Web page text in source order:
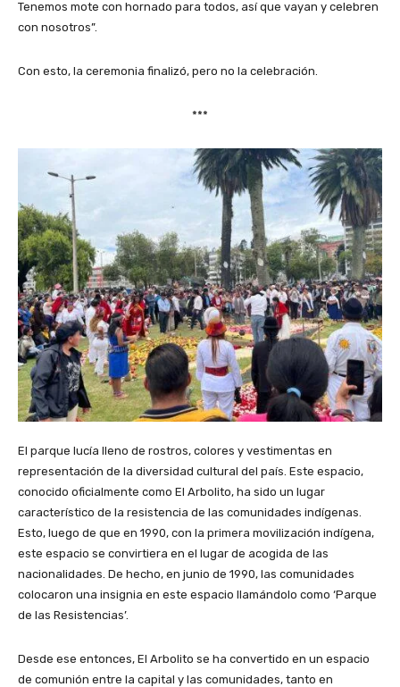
Tenemos mote con hornado para todos, así que vayan y celebren
con nosotros”.
Con esto, la ceremonia finalizó, pero no la celebración.
***
El parque lucía lleno de rostros, colores y vestimentas en
representación de la diversidad cultural del país. Este espacio,
conocido oficialmente como El Arbolito, ha sido un lugar
característico de la resistencia de las comunidades indígenas.
Esto, luego de que en 1990, con la primera movilización indígena,
este espacio se convirtiera en el lugar de acogida de las
nacionalidades. De hecho, en junio de 1990, las comunidades
colocaron una insignia en este espacio llamándolo como ‘Parque
de las Resistencias’.
Desde ese entonces, El Arbolito se ha convertido en un espacio
de comunión entre la capital y las comunidades, tanto en